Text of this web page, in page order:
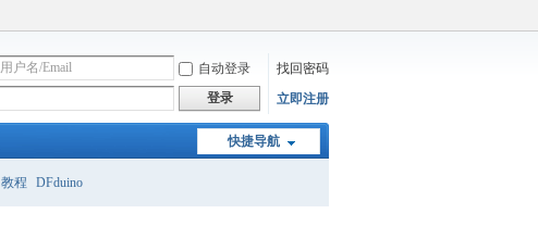
自动登录
找回密码
登录 立即注册
快捷导航
教程 DFduino